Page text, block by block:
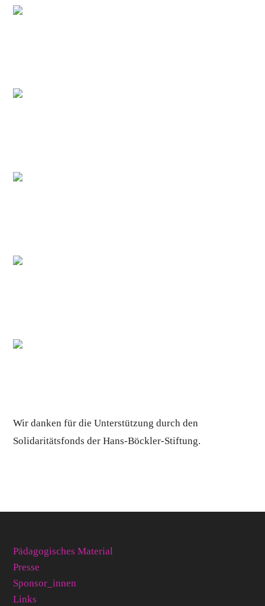
Wir danken für die Unterstützung durch den
Solidaritätsfonds der Hans-Böckler-Stiftung.
Pädagogisches Material
Presse
Sponsor_innen
Links